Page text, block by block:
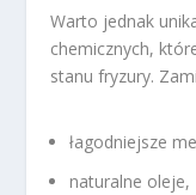
Warto jednak
chemicznych,
stanu fryzury.
łagodniejsze
naturalne oleje,